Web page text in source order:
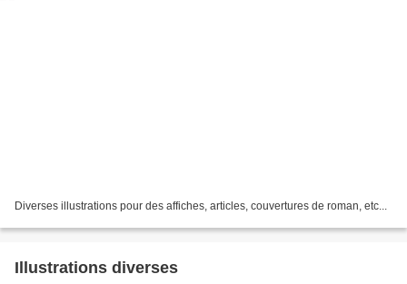
Diverses illustrations pour des affiches, articles, couvertures de roman, etc...
Illustrations diverses